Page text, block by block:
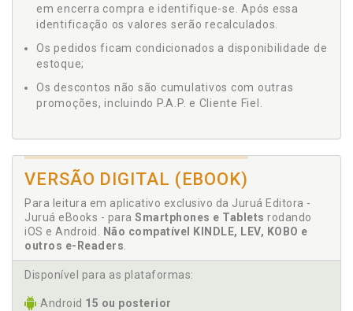
em encerra compra e identifique-se. Após essa
identificação os valores serão recalculados.
Os pedidos ficam condicionados a disponibilidade de
estoque;
Os descontos não são cumulativos com outras
promoções, incluindo P.A.P. e Cliente Fiel.
VERSÃO DIGITAL (EBOOK)
Para leitura em aplicativo exclusivo da Juruá Editora -
Juruá eBooks - para Smartphones e Tablets rodando
iOS e Android.
Não compatível KINDLE, LEV, KOBO e
outros e-Readers
Disponível para as plataformas:
Android 15 ou posterior